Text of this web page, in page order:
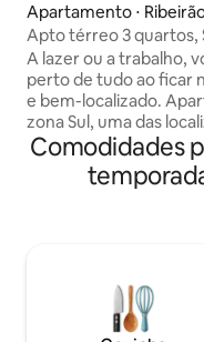
Apartamento ⋅
to
Apto térreo 3 quartos,
Quintal
A lazer ou a trabalho,
perto de tudo ao ficar
e bem-localizado. Apartamento fica na
zona Sul, uma das
estruturadas e
quintal, e fácil acesso
e toalhas para os
Comodidades